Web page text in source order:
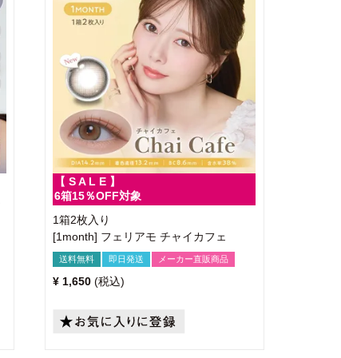
【 S A L E 】
6箱15％OFF対象
1箱2枚入り
[1month] フェリアモ チャイカフェ
送料無料 即日発送 メーカー直販商品
¥ 1,650 税込